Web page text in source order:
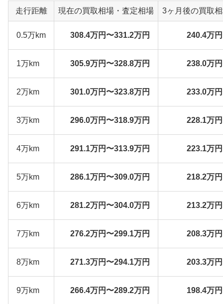
走行距離 現在の買取相場・査定相場 3ヶ月後の買取
0.5万km 308.4万円〜331.2万円 240.4万
1万km 305.9万円〜328.8万円 238.0万
2万km 301.0万円〜323.8万円 233.0万
3万km 296.0万円〜318.9万円 228.1万
4万km 291.1万円〜313.9万円 223.1万
5万km 286.1万円〜309.0万円 218.2万
6万km 281.2万円〜304.0万円 213.2万
7万km 276.2万円〜299.1万円 208.3万
8万km 271.3万円〜294.1万円 203.3万
9万km 266.4万円〜289.2万円 198.4万